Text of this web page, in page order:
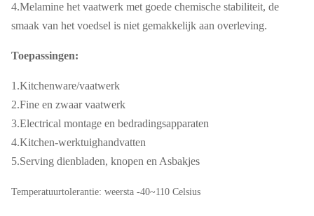
4.Melamine het vaatwerk met goede chemische stabiliteit, de
smaak van het voedsel is niet gemakkelijk aan overleving.
Toepassingen:
1.Kitchenware/vaatwerk
2.Fine en zwaar vaatwerk
3.Electrical montage en bedradingsapparaten
4.Kitchen-werktuighandvatten
5.Serving dienbladen, knopen en Asbakjes
Temperatuurtolerantie: weersta -40~110 Celsius